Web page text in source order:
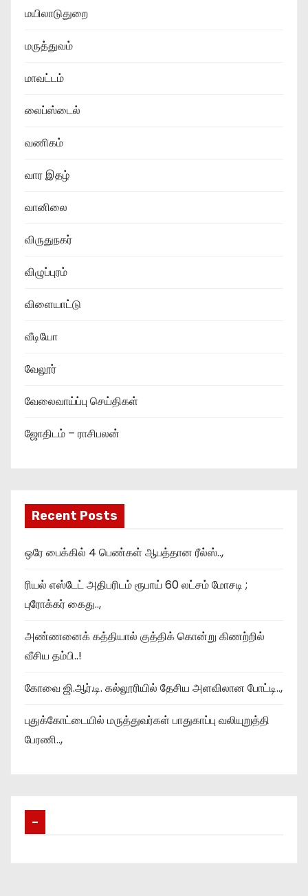
மயிலாடுதுறை
மருத்துவம்
மாவட்டம்
லைப்ஸ்டைல்
வணிகம்
வார இதழ்
வானிலை
விருதுநகர்
விழுப்புரம்
விளையாட்டு
வீடியோ
வேலூர்
வேலைவாய்ப்பு செய்திகள்
ஜோதிடம் – ராசிபலன்
Recent Posts
ஒரே பைக்கில் 4 பெண்கள் ஆபத்தான ரீல்ஸ்..,
ரியல் எஸ்டேட் அதிபரிடம் ரூபாய் 60 லட்சம் மோசடி ;
புரோக்கர் கைது..,
அண்ணனைக் கத்தியால் குத்திக் கொன்று கிணற்றில்
வீசிய தம்பி..!
கோவை ஜி.ஆர்.டி. கல்லூரியில் தேசிய அளவிலான போட்டி..,
புதுக்கோட்டையில் மருத்துவர்கள் பாதுகாப்பு வலியுறுத்தி
பேரணி..,
–